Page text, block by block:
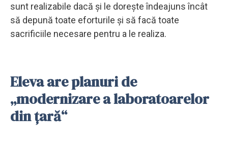
sunt realizabile dacă și le dorește îndeajuns încât
să depună toate eforturile și să facă toate
sacrificiile necesare pentru a le realiza.
Eleva are planuri de
„modernizare a laboratoarelor
din țară“